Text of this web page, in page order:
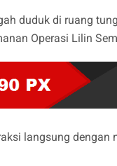
duduk di ruang
Operasi Lilin
langsung dengan